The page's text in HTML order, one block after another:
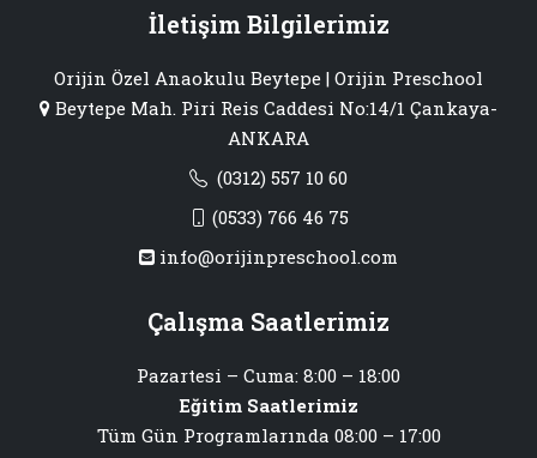
İletişim Bilgilerimiz
Orijin Özel Anaokulu Beytepe | Orijin Preschool
Beytepe Mah. Piri Reis Caddesi No:14/1 Çankaya-
ANKARA
(0312) 557 10 60
(0533) 766 46 75
info@orijinpreschool.com
Çalışma Saatlerimiz
Pazartesi – Cuma: 8:00 – 18:00
Eğitim Saatlerimiz
Tüm Gün Programlarında 08:00 – 17:00